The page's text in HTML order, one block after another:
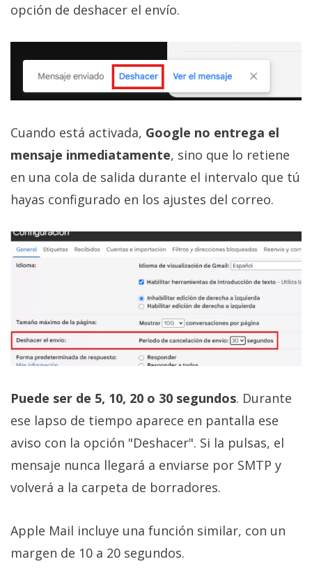
opción de deshacer el envío.
Cuando está activada, Google no entrega el
mensaje inmediatamente, sino que lo retiene
en una cola de salida durante el intervalo que tú
hayas configurado en los ajustes del correo.
Puede ser de 5, 10, 20 o 30 segundos. Durante
ese lapso de tiempo aparece en pantalla ese
aviso con la opción "Deshacer". Si la pulsas, el
mensaje nunca llegará a enviarse por SMTP y
volverá a la carpeta de borradores.
Apple Mail incluye una función similar, con un
margen de 10 a 20 segundos.